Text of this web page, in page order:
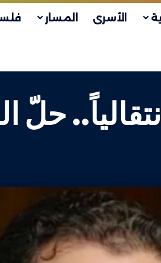
الأسرى المسار
حلّ